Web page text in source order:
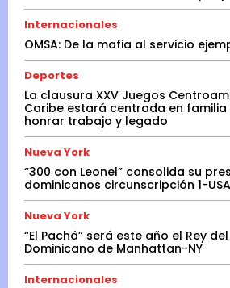
Internacionales
OMSA: De la mafia al servicio
Deportes
La clausura XXV Juegos
Caribe estará centrada en
honrar trabajo y legado
Nueva York
“300 con Leonel” consolida su
dominicanos circunscripción 1-USA
Nueva York
“El Pachá” será este año el Rey
Dominicano de Manhattan-NY
Internacionales